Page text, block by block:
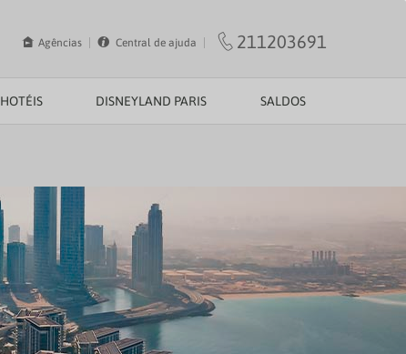
211203691
Agências Central de ajuda
HOTÉIS DISNEYLAND PARIS SALDOS